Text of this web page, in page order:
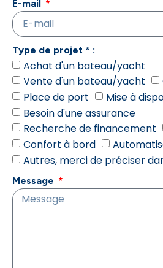
E-mail
Type de projet * :
Achat d'un bateau/yacht
Vente d'un bateau/yacht
Place de port
Mise à
Besoin d'une assurance
Recherche de financement
Confort à bord
Autres, merci de préciser
Message